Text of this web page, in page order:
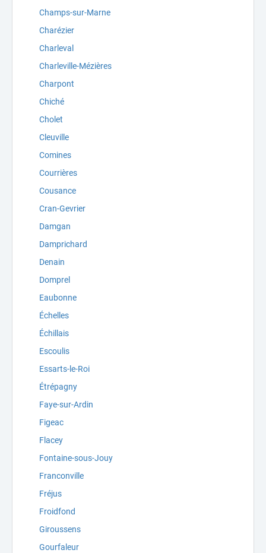
Champs-sur-Marne
Charézier
Charleval
Charleville-Mézières
Charpont
Chiché
Cholet
Cleuville
Comines
Courrières
Cousance
Cran-Gevrier
Damgan
Damprichard
Denain
Domprel
Eaubonne
Échelles
Échillais
Escoulis
Essarts-le-Roi
Étrépagny
Faye-sur-Ardin
Figeac
Flacey
Fontaine-sous-Jouy
Franconville
Fréjus
Froidfond
Giroussens
Gourfaleur